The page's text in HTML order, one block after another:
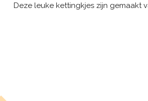
Deze leuke kettingkjes zijn gemaakt